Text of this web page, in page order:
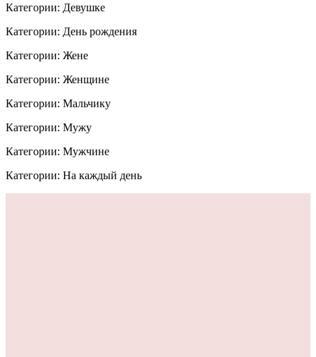
Категории: Девушке
Категории: День рождения
Категории: Жене
Категории: Женщине
Категории: Мальчику
Категории: Мужу
Категории: Мужчине
Категории: На каждый день